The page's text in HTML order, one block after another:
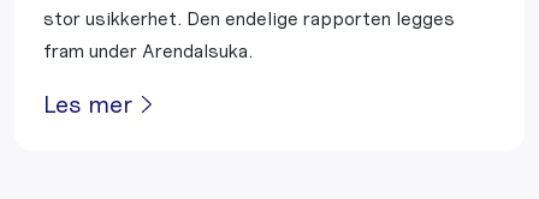
stor usikkerhet. Den endelige rapporten legges
fram under Arendalsuka.
Les mer